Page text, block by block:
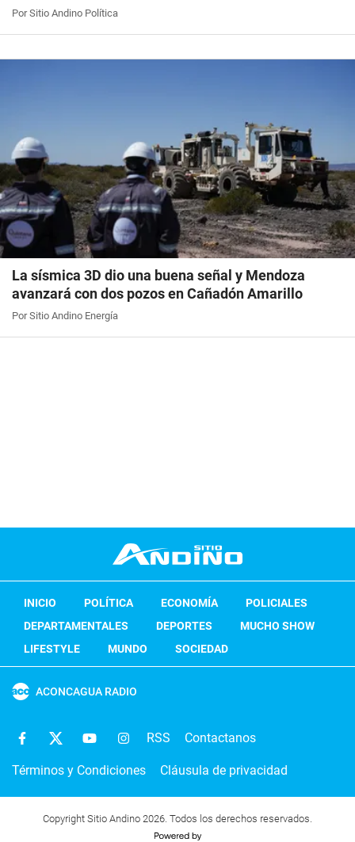
Por Sitio Andino Política
La sísmica 3D dio una buena señal y Mendoza
avanzará con dos pozos en Cañadón Amarillo
Por Sitio Andino Energía
INICIO POLÍTICA ECONOMÍA
POLICIALES
DEPARTAMENTALES
DEPORTES
MUCHO SHOW
LIFESTYLE
MUNDO SOCIEDAD
ACONCAGUA RADIO
RSS Contactanos
Términos y Condiciones Cláusula de privacidad
Copyright Sitio Andino 2026. Todos los derechos reservados.